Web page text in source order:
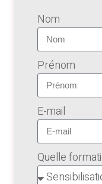
Nom
Prénom
E-mail
Quelle